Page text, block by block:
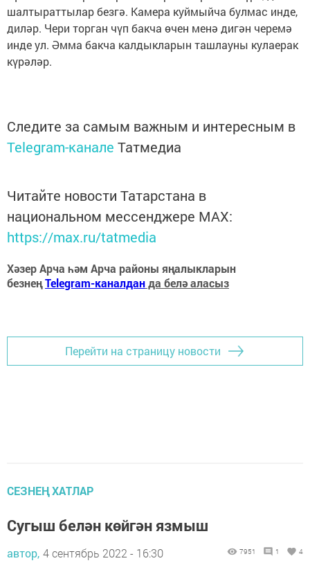
шалтыраттылар безгә. Камера куймыйча булмас инде,
диләр. Чери торган чүп бакча өчен менә дигән черемә
инде ул. Әмма бакча калдыкларын ташлауны кулаерак
күрәләр.
Следите за самым важным и интересным в
Telegram-канале Татмедиа
Читайте новости Татарстана в
национальном мессенджере MАХ:
https://max.ru/tatmedia
Хәзер Арча һәм Арча районы яңалыкларын
безнеңTelegram-каналданда белә аласыз
Перейти на страницу новости
СЕЗНЕҢ ХАТЛАР
Сугыш белән көйгән язмыш
автор, 4 сентябрь 2022 - 16:30 7951 1 4